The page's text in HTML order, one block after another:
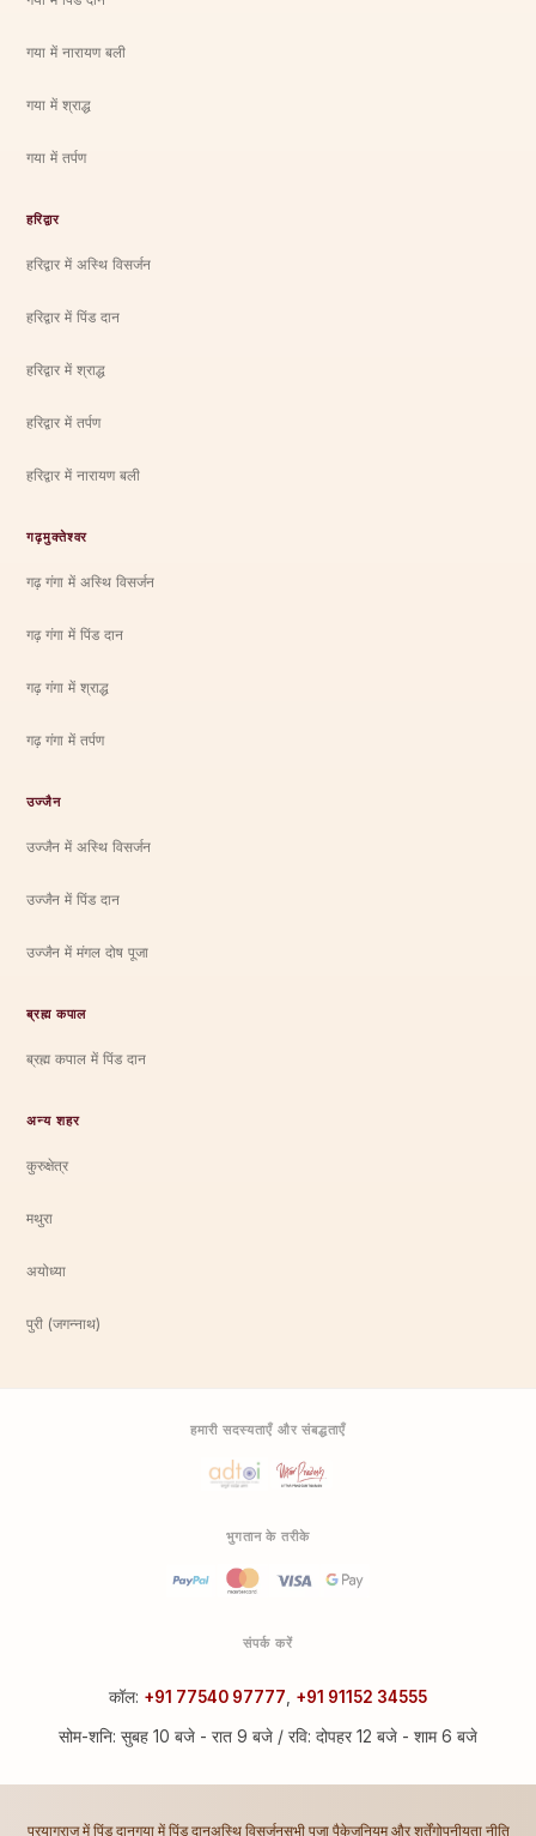
गया में नारायण बली
गया में श्राद्ध
गया में तर्पण
हरिद्वार
हरिद्वार में अस्थि विसर्जन
हरिद्वार में पिंड दान
हरिद्वार में श्राद्ध
हरिद्वार में तर्पण
हरिद्वार में नारायण बली
गढ़मुक्तेश्वर
गढ़ गंगा में अस्थि विसर्जन
गढ़ गंगा में पिंड दान
गढ़ गंगा में श्राद्ध
गढ़ गंगा में तर्पण
उज्जैन
उज्जैन में अस्थि विसर्जन
उज्जैन में पिंड दान
उज्जैन में मंगल दोष पूजा
ब्रह्म कपाल
ब्रह्म कपाल में पिंड दान
अन्य शहर
कुरुक्षेत्र
मथुरा
अयोध्या
पुरी (जगन्नाथ)
हमारी सदस्यताएँ और संबद्धताएँ
भुगतान के तरीके
संपर्क करें
कॉल: +91 77540 97777 +91 91152 34555
सोम-शनि: सुबह 10 बजे - रात 9 बजे / रवि: दोपहर 12 बजे - शाम 6 बजे
प्रयागराज में पिंड दानगया में पिंड दानअस्थि विसर्जनसभी पूजा पैकेजनियम और शर्तेंगोपनीयता नीति